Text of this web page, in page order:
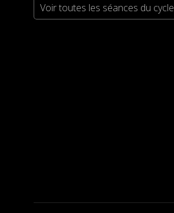
Voir toutes les séances du cycle